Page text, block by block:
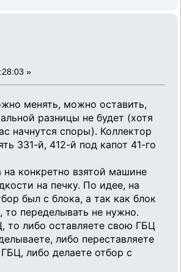
»
менять, можно оставить,
разницы не будет (хотя
начнутся споры). Коллектор
331-й, 412-й под капот 41-го
на конкретно взятой машине
на печку. По идее, на
был с блока, а так как блок
то переделывать не нужно.
то либо оставляете свою ГБЦ
либо переставляете
либо делаете отбор с